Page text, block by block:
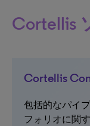
Cortellis
Cortellis
包括的なパイ
フォリオに関